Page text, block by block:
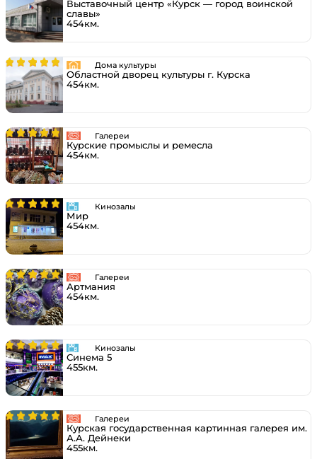
Выставочный центр «Курск — город воинской
славы»
454км.
Дома культуры
Областной дворец культуры г. Курска
454км.
Галереи
Курские промыслы и ремесла
454км.
Кинозалы
Мир
454км.
Галереи
Артмания
454км.
Кинозалы
Синема 5
455км.
Галереи
Курская государственная картинная галерея им.
А.А. Дейнеки
455км.